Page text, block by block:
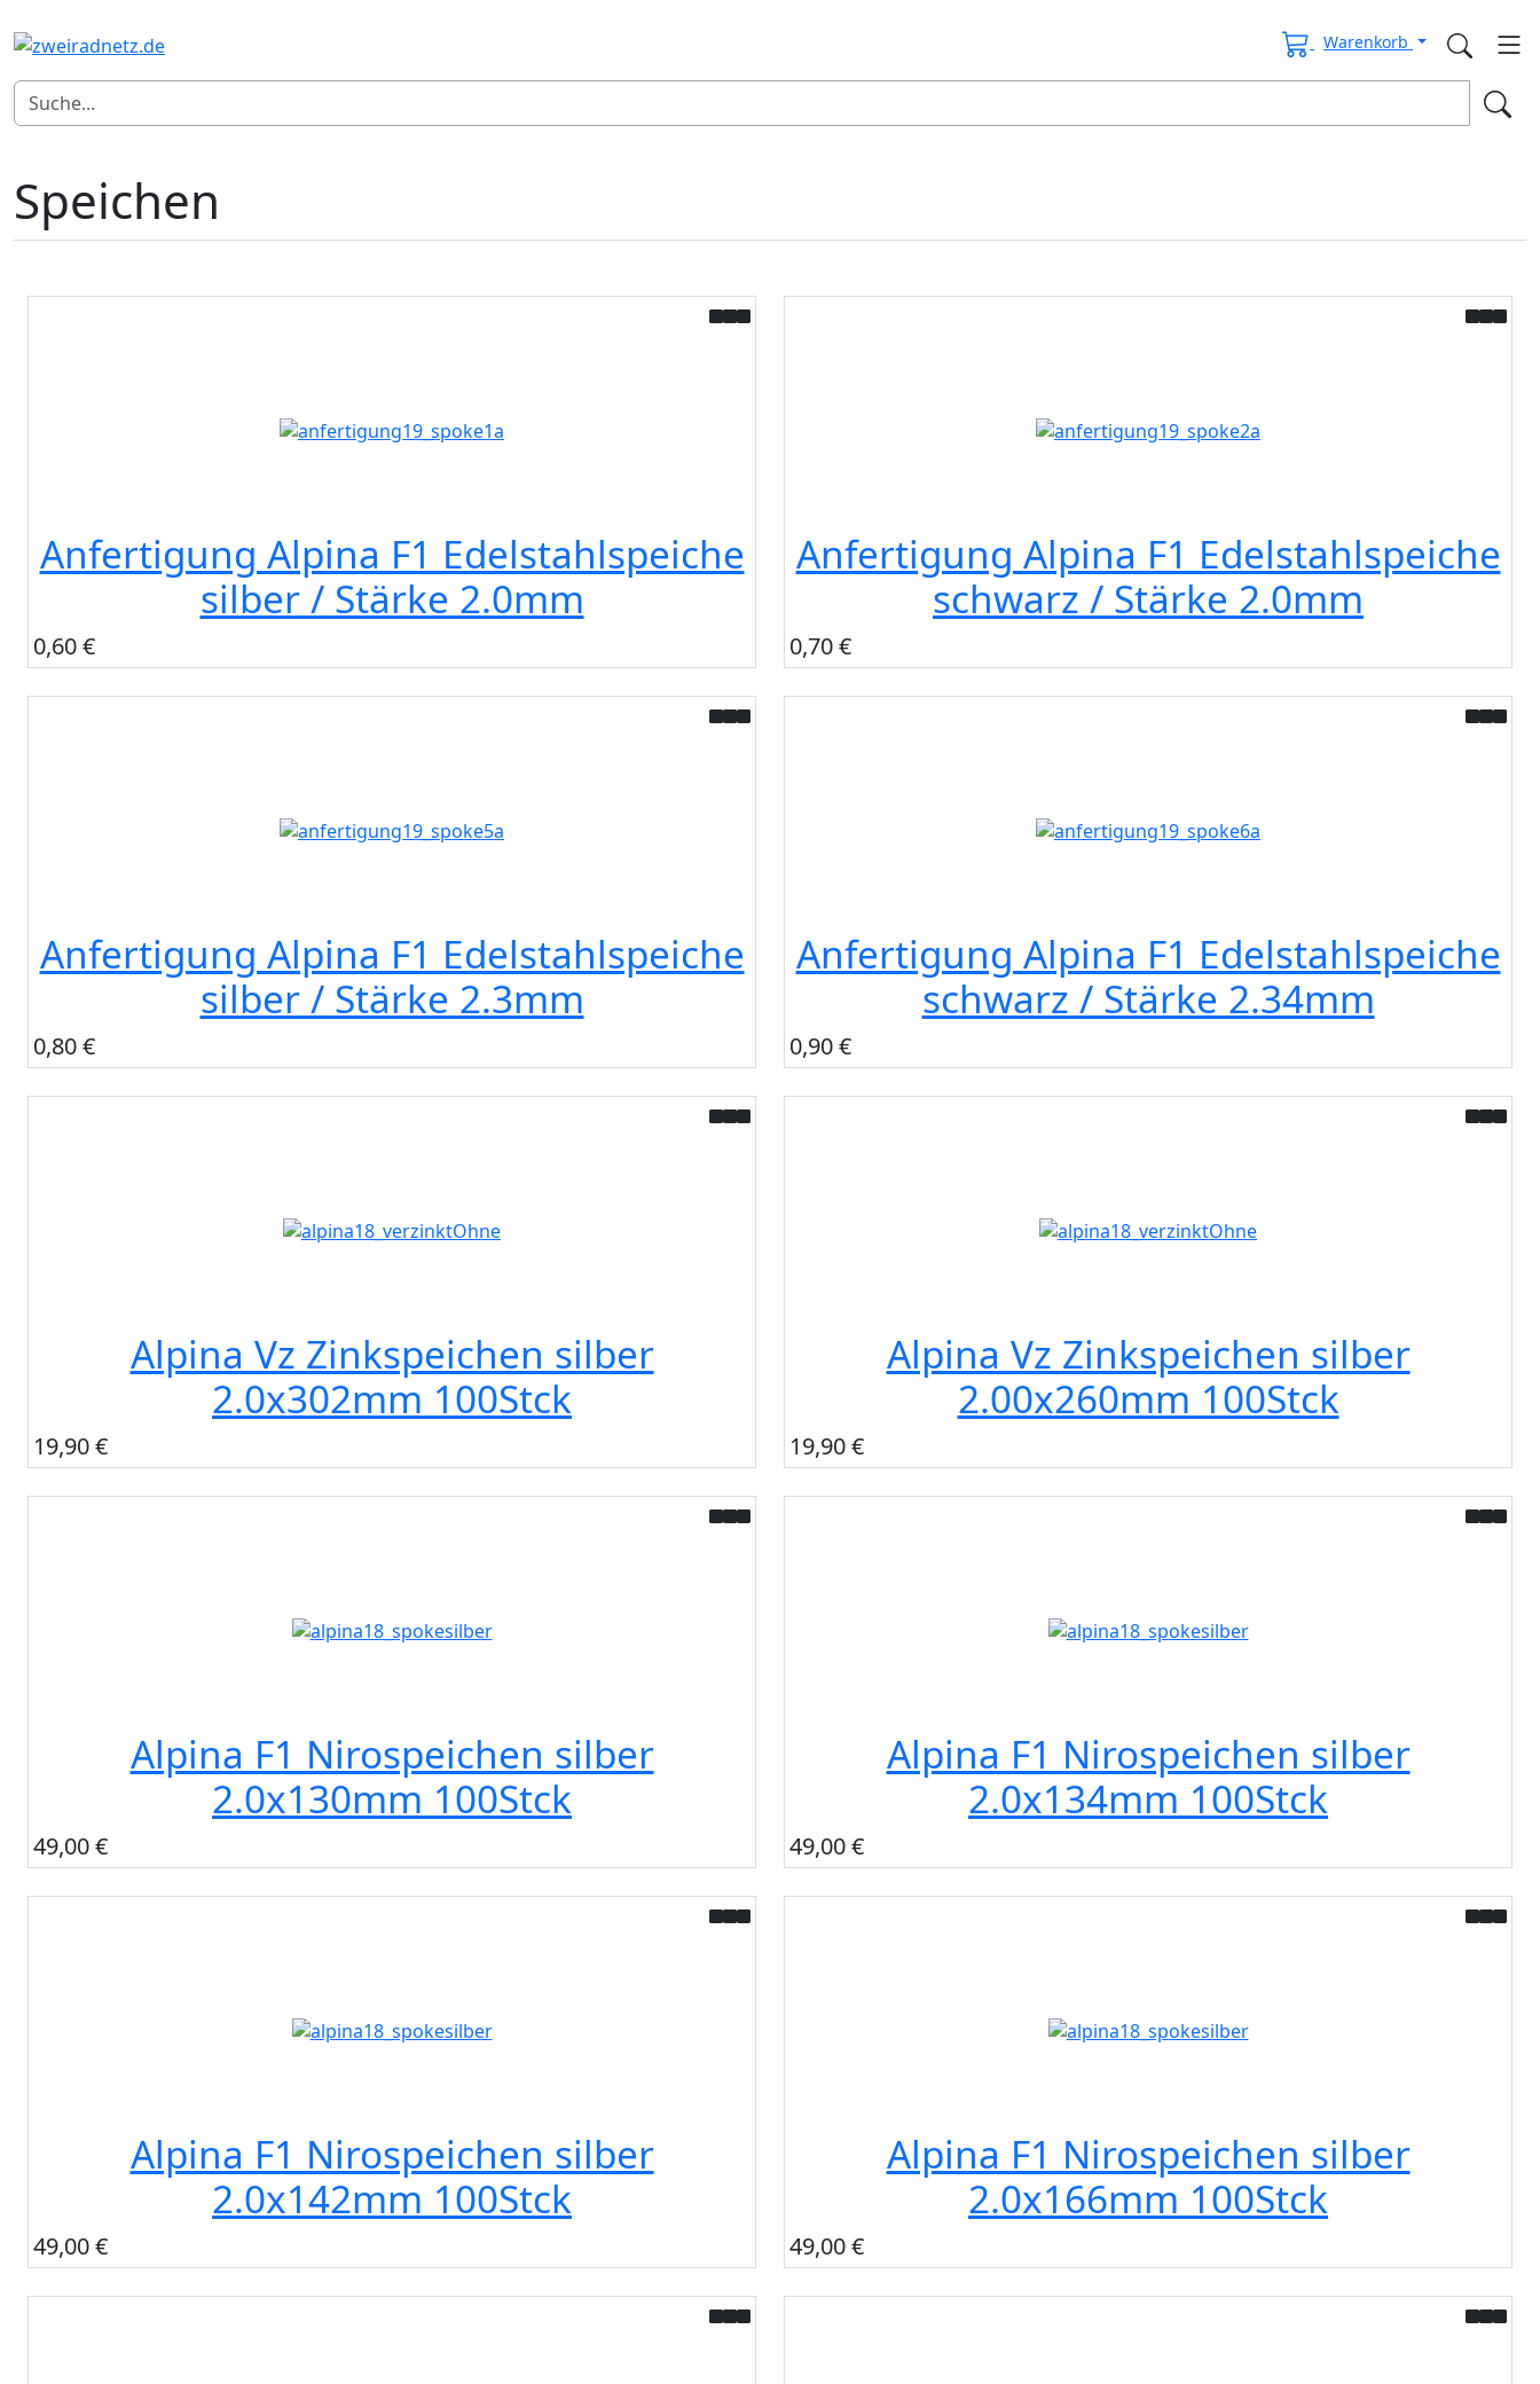
Warenkorb
Speichen
Anfertigung Alpina F1 Edelstahlspeiche
silber / Stärke 2.0mm
0,60 €
Anfertigung Alpina F1 Edelstahlspeiche
schwarz / Stärke 2.0mm
0,70 €
Anfertigung Alpina F1 Edelstahlspeiche
silber / Stärke 2.3mm
0,80 €
Anfertigung Alpina F1 Edelstahlspeiche
schwarz / Stärke 2.34mm
0,90 €
Alpina Vz Zinkspeichen silber
2.0x302mm 100Stck
19,90 €
Alpina Vz Zinkspeichen silber
2.00x260mm 100Stck
19,90 €
Alpina F1 Nirospeichen silber
2.0x130mm 100Stck
49,00 €
Alpina F1 Nirospeichen silber
2.0x134mm 100Stck
49,00 €
Alpina F1 Nirospeichen silber
2.0x142mm 100Stck
49,00 €
Alpina F1 Nirospeichen silber
2.0x166mm 100Stck
49,00 €